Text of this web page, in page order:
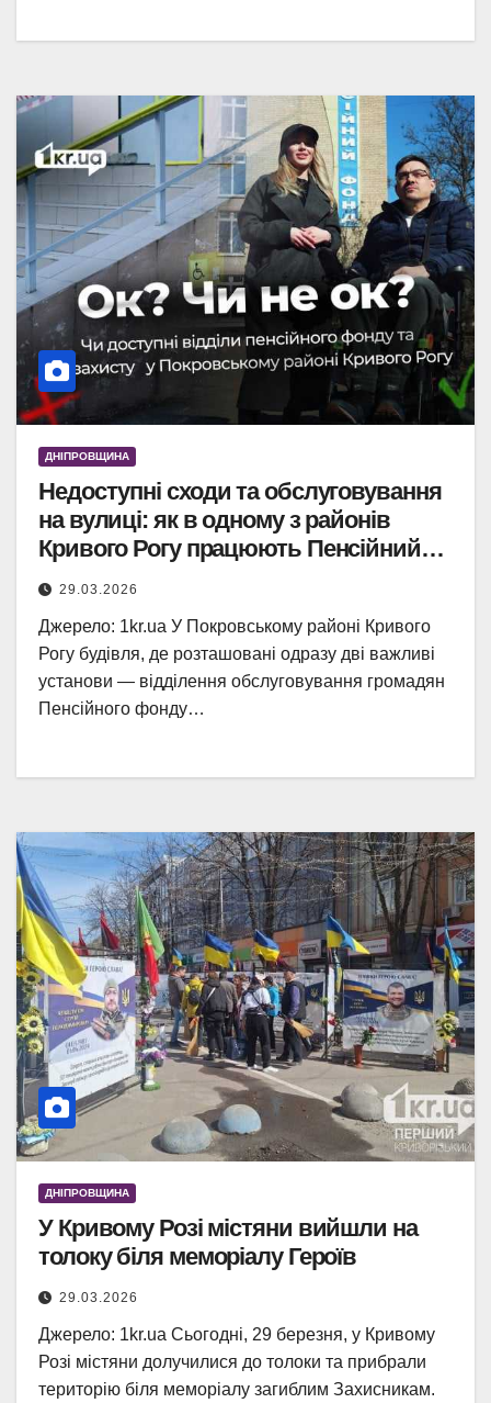
ДНІПРОВЩИНА
Недоступні сходи та обслуговування
на вулиці: як в одному з районів
Кривого Рогу працюють Пенсійний
фонд і управління соцзахисту
29.03.2026
Джерело: 1kr.ua У Покровському районі Кривого
Рогу будівля, де розташовані одразу дві важливі
установи — відділення обслуговування громадян
Пенсійного фонду…
ДНІПРОВЩИНА
У Кривому Розі містяни вийшли на
толоку біля меморіалу Героїв
29.03.2026
Джерело: 1kr.ua Сьогодні, 29 березня, у Кривому
Розі містяни долучилися до толоки та прибрали
територію біля меморіалу загиблим Захисникам.